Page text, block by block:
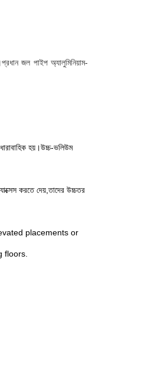
জল পাইপ অ্যালুমিনিয়াম-
হয়।উচ্চ-ভলিউম
করতে দেয়,তাদের উচ্চতর
placements or
floors.